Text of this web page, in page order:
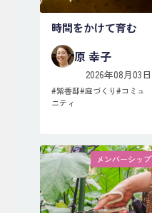
時間をかけて育む
原 幸子
2026年08月03日
#紫香邸#庭づくり#コミュ
ニティ
メンバーシップ